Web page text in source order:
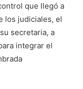
que llegó a
los judiciales, el
secretaria, a
integrar el